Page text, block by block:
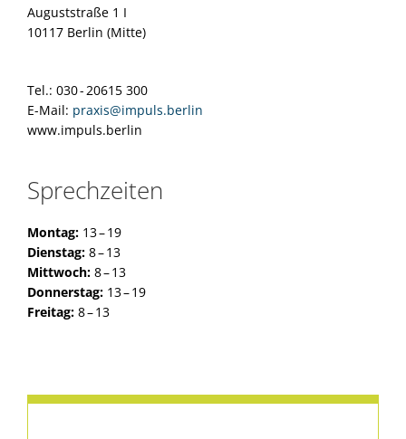
Auguststraße 1 I
10117 Berlin (Mitte)
Tel.: 030 - 20615 300
E-Mail: praxis@impuls.berlin
www.impuls.berlin
Sprechzeiten
Montag:13 – 19
Dienstag: 8 – 13
Mittwoch:8 – 13
Donnerstag: 13 – 19
Freitag: 8 – 13